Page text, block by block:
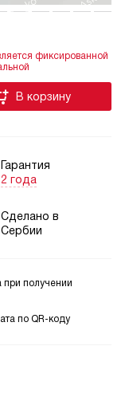
фиксированной
В корзину
Гарантия
2 года
Сделано в
Сербии
при получении
по QR-коду